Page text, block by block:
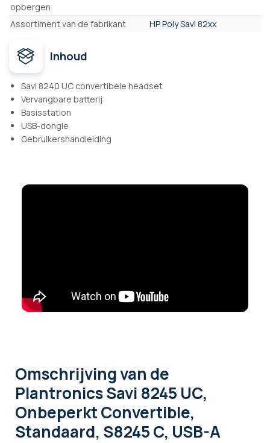
opbergen
Assortiment van de fabrikant HP Poly Savi 82xx
Inhoud
Savi 8240 UC convertibele headset
Vervangbare batterij
Basisstation
USB-dongle
Gebruikershandleiding
Omschrijvingvan de
Plantronics Savi 8245 UC,
Onbeperkt Convertible,
Standaard, S8245 C, USB-A